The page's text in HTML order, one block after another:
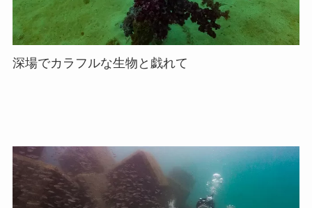
深場でカラフルな生物と戯れて